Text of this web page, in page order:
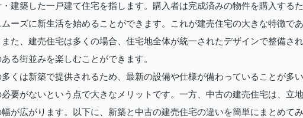
建築した一戸建て住宅を指します。購入者は完成済みの物件を購入するた
ーズに新生活を始めることができます。これが建売住宅の大きな特徴であ
た、建売住宅は多くの場合、住宅地全体が統一されたデザインで整備され
る街並みを楽しむことができます。
くは新築で提供されるため、最新の設備や仕様が備わっていることが多い
要がないという点で大きなメリットです。一方、中古の建売住宅は、立地
が広がります。以下に、新築と中古の建売住宅の違いを簡単にまとめてみ